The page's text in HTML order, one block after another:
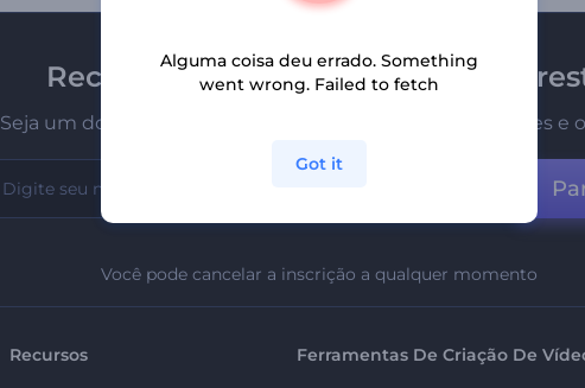
Receba a newsletter da
Seja um dos primeiros a receber nossas últimas novidades e
Você pode cancelar a inscrição a qualquer momento
Recursos Ferramentas De Criação De
Alguma coisa deu errado. Something
went wrong. Failed to fetch
Got it